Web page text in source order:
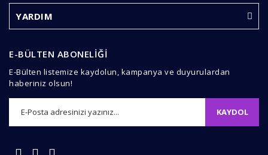
Ürün fiyatı diğer sitelerden daha pahalı.
Gönder
YARDIM
E-BÜLTEN ABONELİĞİ
E-Bülten listemize kaydolun, kampanya ve duyurulardan
haberiniz olsun!
KAYDOL